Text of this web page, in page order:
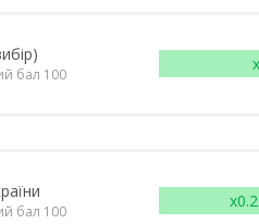
бал 100
бал 100